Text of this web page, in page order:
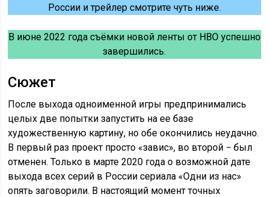
России и трейлер смотрите чуть ниже.
В июне 2022 года съёмки новой ленты от HBO успешно
завершились.
Сюжет
После выхода одноименной игры предпринимались
целых две попытки запустить на ее базе
художественную картину, но обе окончились неудачно.
В первый раз проект просто «завис», во второй − был
отменен. Только в марте 2020 года о возможной дате
выхода всех серий в России сериала «Одни из нас»
опять заговорили. В настоящий момент точных